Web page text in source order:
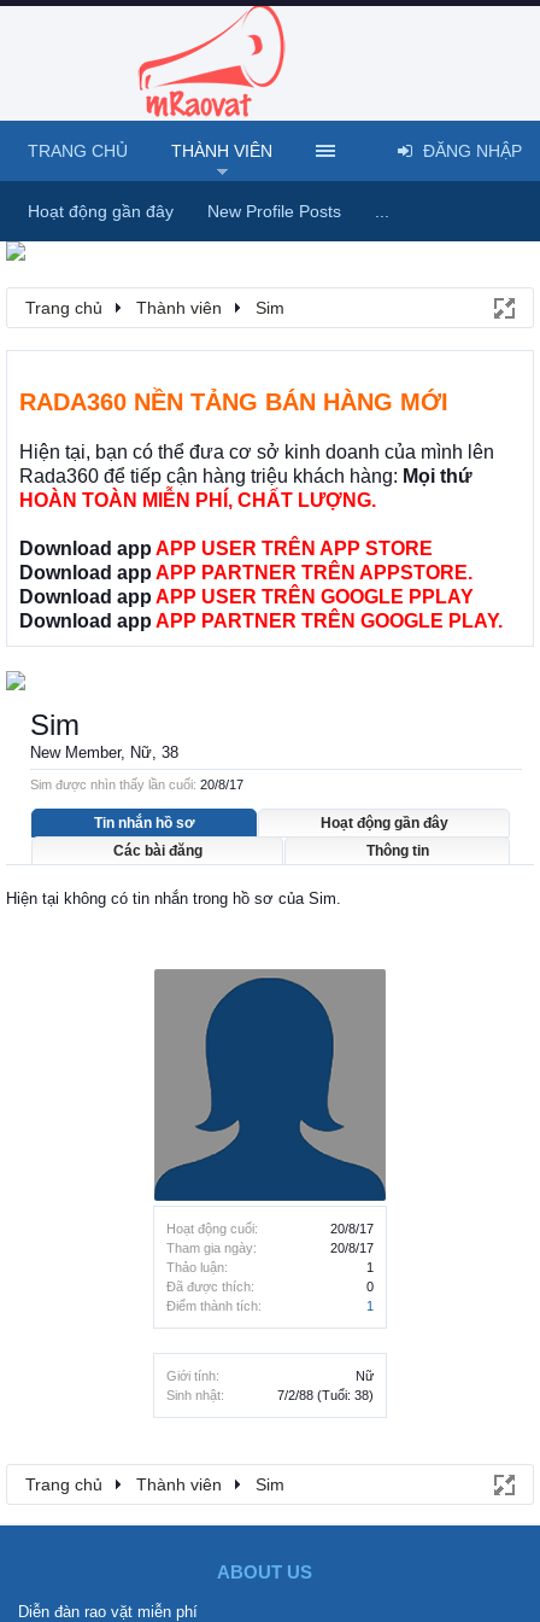
Trang chủ Thành viên Sim
RADA360 NỀN TẢNG BÁN HÀNG MỚI
Hiện tại, bạn có thể đưa cơ sở kinh doanh của mình lên
Rada360 để tiếp cận hàng triệu khách hàng: Mọi thứ
HOÀN TOÀN MIỄN PHÍ, CHẤT LƯỢNG.
Download app APP USER TRÊN APP STORE
Download app APP PARTNER TRÊN APPSTORE.
Download app APP USER TRÊN GOOGLE PPLAY
Download app APP PARTNER TRÊN GOOGLE PLAY.
Hoạt động cuối:
20/8/17
Tham gia ngày:
20/8/17
Thảo luận:
1
Đã được thích:
0
Điểm thành tích:
1
Giới tính:
Nữ
Sinh nhật:
7/2/88 (Tuổi: 38)
Sim
New Member, Nữ, 38
Sim được nhìn thấy lần cuối: 20/8/17
Tin nhắn hồ sơ
Hoạt động gần đây
Các bài đăng
Thông tin
Hiện tại không có tin nhắn trong hồ sơ của Sim.
Trang chủ Thành viên Sim
TRANG CHỦ THÀNH VIÊN
Hoạt động gần đây New Profile Posts
ĐĂNG NHẬP
ABOUT US
Diễn đàn rao vặt miễn phí